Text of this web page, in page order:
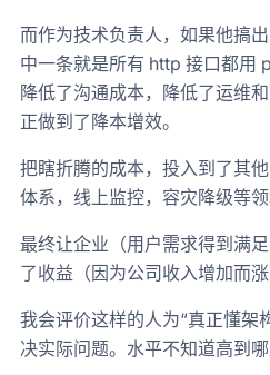
而作为技术负责人，如果他搞
中一条就是所有 http 接口都用
降低了沟通成本，降低了运维
正做到了降本增效。
把瞎折腾的成本，投入到了其
体系，线上监控，容灾降级等领
最终让企业（用户需求得到满
了收益（因为公司收入增加而涨
我会评价这样的人为“真正懂架
决实际问题。水平不知道高到哪